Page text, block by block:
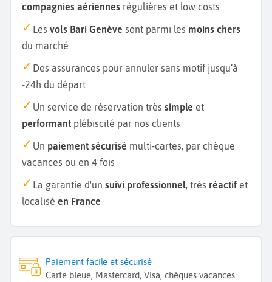
compagnies aériennes régulières et low costs
Les vols Bari Genève sont parmi les moins chers
du marché
Des assurances pour annuler sans motif jusqu’à
-24h du départ
Un service de réservation très simple et
performant plébiscité par nos clients
Un paiement sécurisé multi-cartes, par chèque
vacances ou en 4 fois
La garantie d'un suivi professionnel, très réactif et
localisé en France
Paiement facile et sécurisé
Carte bleue, Mastercard, Visa, chèques vacances